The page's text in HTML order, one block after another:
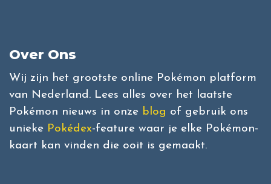
Over Ons
Wij zijn het grootste online Pokémon platform
van Nederland. Lees alles over het laatste
Pokémon nieuws in onze blog of gebruik ons
unieke Pokédex-feature waar je elke Pokémon-
kaart kan vinden die ooit is gemaakt.